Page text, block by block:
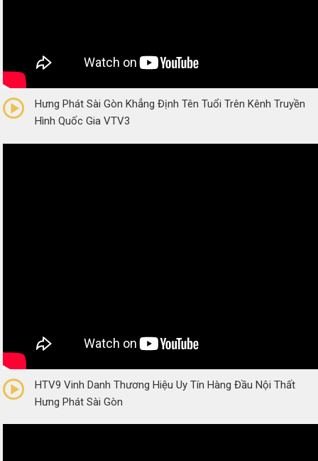
(0 Reviews)
Hưng Phát Sài Gòn Khẳng Định Tên Tuổi Trên Kênh Truyền
Hình Quốc Gia VTV3
(0 Reviews)
HTV9 Vinh Danh Thương Hiệu Uy Tín Hàng Đầu Nội Thất
Hưng Phát Sài Gòn